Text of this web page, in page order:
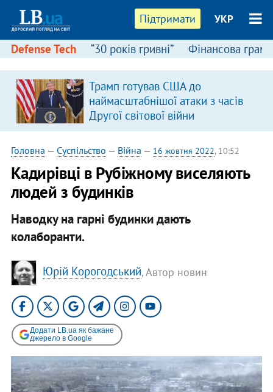
Підтримати УКР
Defense Tech “30 років гривні” Фінансова
Трамп готував США до
наймасштабнішої атаки з часів
Другої світової війни
Головна — Суспільство — Війна — 16 жовтня 2022, 10:52
Кадирівці в Рубіжному виселяють
людей з будинків
Наводку на гарні будинки дають
колаборанти.
Юрій Корогодський, Автор новин
Додати LB.ua як бажане
джерело в Google